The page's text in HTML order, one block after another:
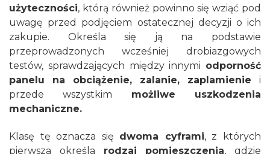
użyteczności, którą również powinno się wziąć pod
uwagę przed podjęciem ostatecznej decyzji o ich
zakupie. Określa się ją na podstawie
przeprowadzonych wcześniej drobiazgowych
testów, sprawdzających między innymi odporność
panelu na obciążenie, zalanie, zaplamienie i
przede wszystkim możliwe uszkodzenia
mechaniczne.
Klasę tę oznacza się dwoma cyframi, z których
pierwsza określa rodzaj pomieszczenia, gdzie